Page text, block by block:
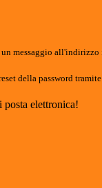
messaggio
della password
elettronica!